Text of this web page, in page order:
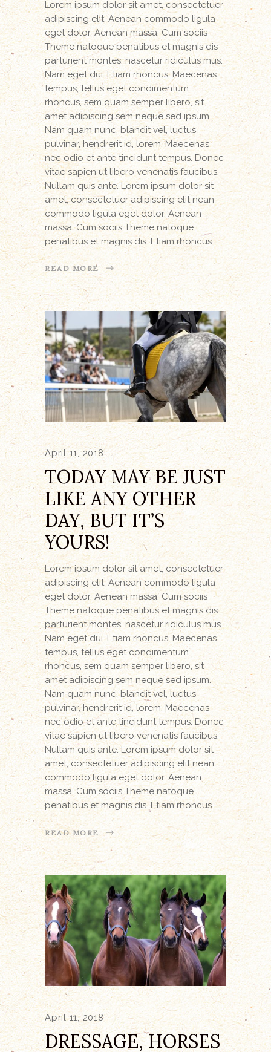
Lorem ipsum dolor sit amet, consectetuer
adipiscing elit. Aenean commodo ligula
eget dolor. Aenean massa. Cum sociis
Theme natoque penatibus et magnis dis
parturient montes, nascetur ridiculus mus.
Nam eget dui. Etiam rhoncus. Maecenas
tempus, tellus eget condimentum
rhoncus, sem quam semper libero, sit
amet adipiscing sem neque sed ipsum.
Nam quam nunc, blandit vel, luctus
pulvinar, hendrerit id, lorem. Maecenas
nec odio et ante tincidunt tempus. Donec
vitae sapien ut libero venenatis faucibus.
Nullam quis ante. Lorem ipsum dolor sit
amet, consectetuer adipiscing elit nean
commodo ligula eget dolor. Aenean
massa. Cum sociis Theme natoque
penatibus et magnis dis. Etiam rhoncus.
READ MORE
April 11, 2018
TODAY MAY BE JUST
LIKE ANY OTHER
DAY, BUT IT’S
YOURS!
Lorem ipsum dolor sit amet, consectetuer
adipiscing elit. Aenean commodo ligula
eget dolor. Aenean massa. Cum sociis
Theme natoque penatibus et magnis dis
parturient montes, nascetur ridiculus mus.
Nam eget dui. Etiam rhoncus. Maecenas
tempus, tellus eget condimentum
rhoncus, sem quam semper libero, sit
amet adipiscing sem neque sed ipsum.
Nam quam nunc, blandit vel, luctus
pulvinar, hendrerit id, lorem. Maecenas
nec odio et ante tincidunt tempus. Donec
vitae sapien ut libero venenatis faucibus.
Nullam quis ante. Lorem ipsum dolor sit
amet, consectetuer adipiscing elit nean
commodo ligula eget dolor. Aenean
massa. Cum sociis Theme natoque
penatibus et magnis dis. Etiam rhoncus.
READ MORE
April 11, 2018
DRESSAGE, HORSES